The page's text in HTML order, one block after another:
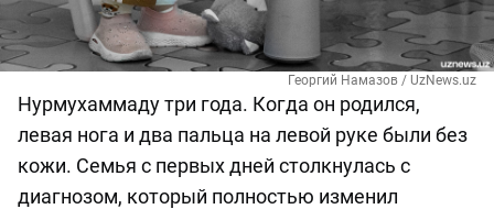
Георгий Намазов / UzNews.uz
Нурмухаммаду три года. Когда он родился,
левая нога и два пальца на левой руке были без
кожи. Семья с первых дней столкнулась с
диагнозом, который полностью изменил